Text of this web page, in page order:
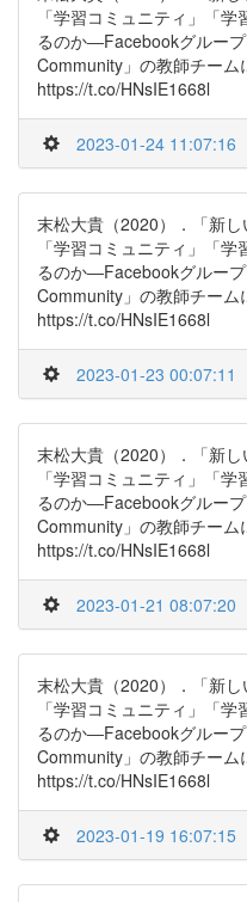
「学習コミュニティ」「
るのか―Facebookグルー
Community」の教師チーム
https://t.co/HNsIE1668l
2023-01-24 11:07:16
末松大貴（2020）．「新
「学習コミュニティ」「
るのか―Facebookグルー
Community」の教師チーム
https://t.co/HNsIE1668l
2023-01-23 00:07:11
末松大貴（2020）．「新
「学習コミュニティ」「
るのか―Facebookグルー
Community」の教師チーム
https://t.co/HNsIE1668l
2023-01-21 08:07:20
末松大貴（2020）．「新
「学習コミュニティ」「
るのか―Facebookグルー
Community」の教師チーム
https://t.co/HNsIE1668l
2023-01-19 16:07:15